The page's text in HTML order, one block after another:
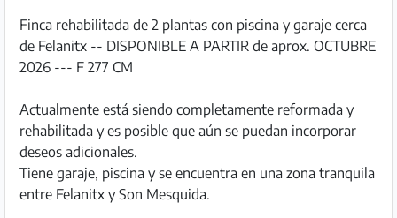
Finca rehabilitada de 2 plantas con piscina y garaje cerca
de Felanitx -- DISPONIBLE A PARTIR de aprox. OCTUBRE
2026 --- F 277 CM
Actualmente está siendo completamente reformada y
rehabilitada y es posible que aún se puedan incorporar
deseos adicionales.
Tiene garaje, piscina y se encuentra en una zona tranquila
entre Felanitx y Son Mesquida.